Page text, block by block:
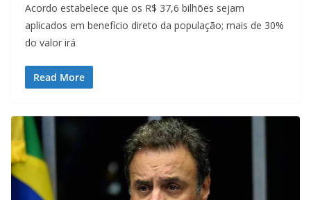
Acordo estabelece que os R$ 37,6 bilhões sejam
aplicados em benefício direto da população; mais de 30%
do valor irá
Read More